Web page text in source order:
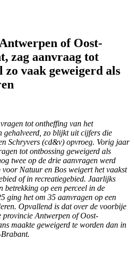
of Oost-
zag aanvraag tot
zo vaak geweigerd als
tot ontheffing van het
gehalveerd, zo blijkt uit cijfers die
Schryvers (cd&v) opvroeg. Vorig jaar
tot ontbossing geweigerd als
twee op de drie aanvragen werd
Natuur en Bos weigert het vaakst
of in recreatiegebied. Jaarlijks
betrekking op een perceel in de
ging het om 35 aanvragen op een
Opvallend is dat over de voorbije
Antwerpen of Oost-
maakte geweigerd te worden dan in